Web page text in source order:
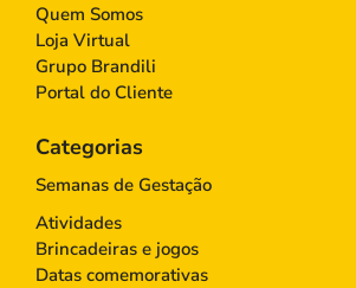
Quem Somos
Loja Virtual
Grupo Brandili
Portal do Cliente
Categorias
Semanas de Gestação
Atividades
Brincadeiras e jogos
Datas comemorativas